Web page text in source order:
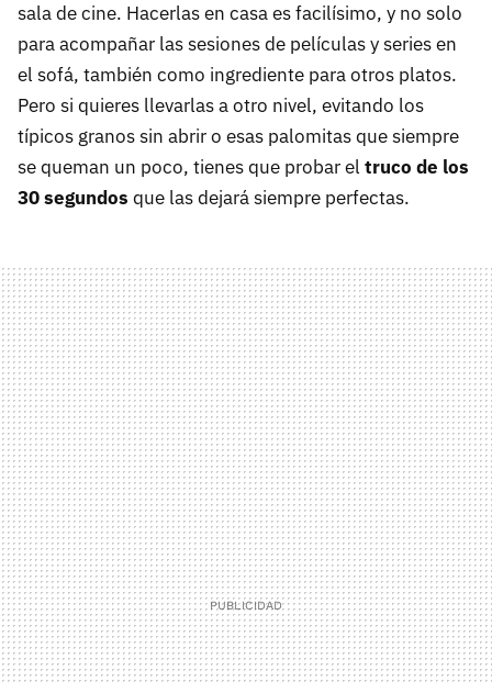
sala de cine. Hacerlas en casa es facilísimo, y no solo
para acompañar las sesiones de películas y series en
el sofá, también como ingrediente para otros platos.
Pero si quieres llevarlas a otro nivel, evitando los
típicos granos sin abrir o esas palomitas que siempre
se queman un poco, tienes que probar el truco de los
30 segundos que las dejará siempre perfectas.